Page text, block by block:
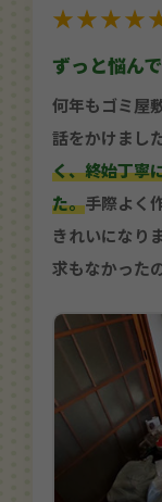
ずっと悩ん
何年もゴミ屋
話をかけました
く、終始丁寧
た。手際よく
きれいになり
求もなかった